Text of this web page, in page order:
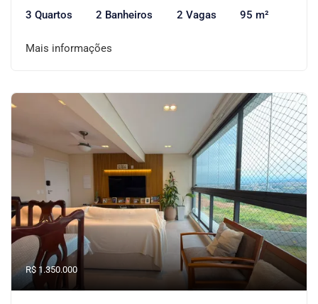
3 Quartos 2 Banheiros 2 Vagas 95 m²
Mais informações
R$ 1.350.000